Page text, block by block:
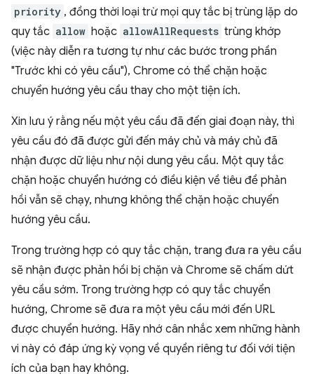
priority , đồng thời loại trừ mọi quy tắc bị trùng lặp do
quy tắc allow hoặc allowAllRequests trùng khớp
(việc này diễn ra tương tự như các bước trong phần
"Trước khi có yêu cầu"), Chrome có thể chặn hoặc
chuyển hướng yêu cầu thay cho một tiện ích.
Xin lưu ý rằng nếu một yêu cầu đã đến giai đoạn này, thì
yêu cầu đó đã được gửi đến máy chủ và máy chủ đã
nhận được dữ liệu như nội dung yêu cầu. Một quy tắc
chặn hoặc chuyển hướng có điều kiện về tiêu đề phản
hồi vẫn sẽ chạy, nhưng không thể chặn hoặc chuyển
hướng yêu cầu.
Trong trường hợp có quy tắc chặn, trang đưa ra yêu cầu
sẽ nhận được phản hồi bị chặn và Chrome sẽ chấm dứt
yêu cầu sớm. Trong trường hợp có quy tắc chuyển
hướng, Chrome sẽ đưa ra một yêu cầu mới đến URL
được chuyển hướng. Hãy nhớ cân nhắc xem những hành
vi này có đáp ứng kỳ vọng về quyền riêng tư đối với tiện
ích của bạn hay không.